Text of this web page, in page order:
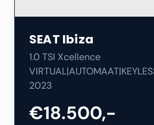
SEAT Ibiza
1.0 TSI Xcellence
2023
€18.500,-